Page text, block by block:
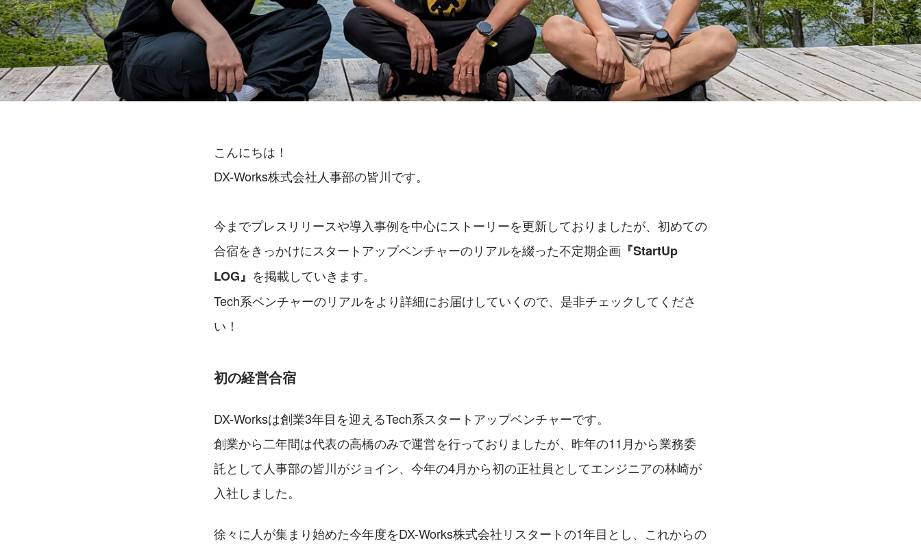
こんにちは！
DX-Works株式会社人事部の皆川です。
今までプレスリリースや導入事例を中心にストーリーを更新しておりましたが、初めての
合宿をきっかけにスタートアップベンチャーのリアルを綴った不定期企画 『StartUp
LOG』 を掲載していきます。
Tech系ベンチャーのリアルをより詳細にお届けしていくので、是非チェックしてくださ
い！
初の経営合宿
DX-Worksは創業3年目を迎えるTech系スタートアップベンチャーです。
創業から二年間は代表の高橋のみで運営を行っておりましたが、昨年の11月から業務委
託として人事部の皆川がジョイン、今年の4月から初の正社員としてエンジニアの林崎が
入社しました。
徐々に人が集まり始めた今年度をDX-Works株式会社リスタートの1年目とし、これからの